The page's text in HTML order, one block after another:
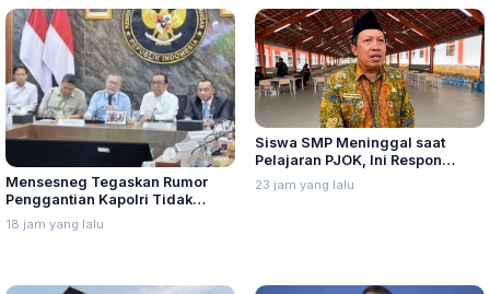
Mensesneg Tegaskan Rumor
Penggantian Kapolri Tidak
Benar
18 jam yang lalu
Siswa SMP Meninggal saat
Pelajaran PJOK, Ini Respon
Dindikpora Rembang
23 jam yang lalu